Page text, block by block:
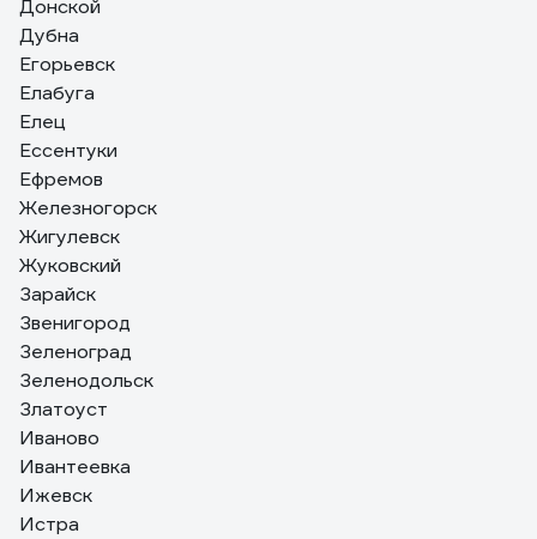
Донской
Дубна
Егорьевск
Елабуга
Елец
Ессентуки
Ефремов
Железногорск
Жигулевск
Жуковский
Зарайск
Звенигород
Зеленоград
Зеленодольск
Златоуст
Иваново
Ивантеевка
Ижевск
Истра